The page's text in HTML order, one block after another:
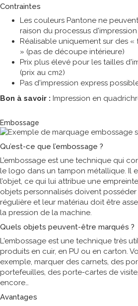
Contraintes
Les couleurs Pantone ne
raison du processus
Réalisable uniquement sur des
» (pas de découpe intérieure)
Prix plus élevé pour les tailles
(prix au cm2)
Pas d'impression express
Bon à savoir : Impression en
Embossage
Qu’est-ce que l’embossage ?
L’embossage est une technique qui
le logo dans un tampon métallique. Il
l’objet, ce qui lui attribue une
objets personnalisés doivent
régulière et leur matériau doit être
la pression de la machine.
Quels objets peuvent-être marqués ?
L'embossage est une technique très
produits en cuir, en PU ou en carton.
exemple, marquer des carnets, des
portefeuilles, des porte-cartes de
encore
Avantages